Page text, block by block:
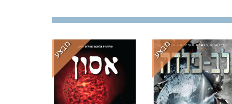
מבצע מבצע